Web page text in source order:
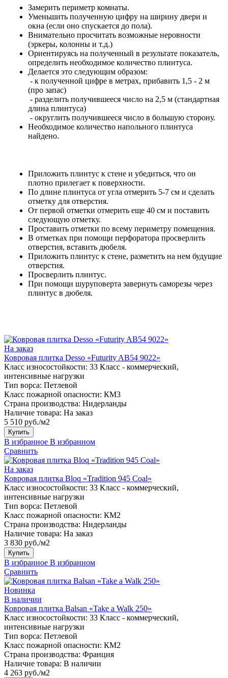
Замерить периметр комнаты.
Уменьшить полученную цифру на ширину двери и
окна (если оно спускается до пола).
Внимательно просчитать возможные неровности
(эркеры, колонны и т.д.)
Ориентируясь на полученный в результате показатель,
определить необходимое количество плинтуса.
Делается это следующим образом:
- к полученной цифре в метрах, прибавить 1,5 - 2 м
(про запас)
- разделить получившееся число на 2,5 м (стандартная
длина плинтуса)
- округлить получившееся число в большую сторону.
Необходимое количество напольного плинтуса
найдено.
Приложить плинтус к стене и убедиться, что он
плотно прилегает к поверхности.
По длине плинтуса от угла отмерить 5-7 см и сделать
отметку для отверстия.
От первой отметки отмерить еще 40 см и поставить
следующую отметку.
Проставить отметки по всему периметру помещения.
В отметках при помощи перфоратора просверлить
отверстия, вставить дюбеля.
Приложить плинтус к стене, разметить на нем будущие
отверстия.
Просверлить плинтус.
При помощи шуруповерта завернуть саморезы через
плинтус в дюбеля.
На заказ
Ковровая плитка Desso «Futurity AB54 9022»
Класс износостойкости: 33 Класс - коммерческий,
интенсивные нагрузки
Тип ворса: Петлевой
Класс пожарной опасности: КМ3
Страна производства: Нидерланды
Наличие товара: На заказ
5 510 руб./м2
Купить
В избранное В избранном
Сравнить
На заказ
Ковровая плитка Bloq «Tradition 945 Coal»
Класс износостойкости: 33 Класс - коммерческий,
интенсивные нагрузки
Тип ворса: Петлевой
Класс пожарной опасности: КМ2
Страна производства: Нидерланды
Наличие товара: На заказ
3 830 руб./м2
Купить
В избранное В избранном
Сравнить
Новинка
В наличии
Ковровая плитка Balsan «Take a Walk 250»
Класс износостойкости: 33 Класс - коммерческий,
интенсивные нагрузки
Тип ворса: Петлевой
Класс пожарной опасности: КМ2
Страна производства: Франция
Наличие товара: В наличии
4 263 руб./м2